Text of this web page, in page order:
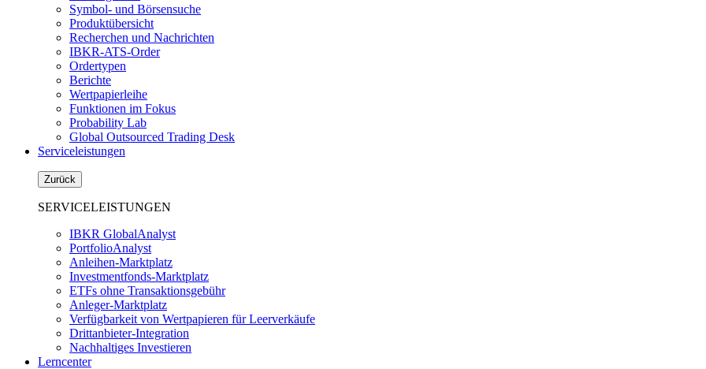
Symbol- und Börsensuche
Produktübersicht
Recherchen und Nachrichten
IBKR-ATS-Order
Ordertypen
Berichte
Wertpapierleihe
Funktionen im Fokus
Probability Lab
Global Outsourced Trading Desk
Serviceleistungen
Zurück
SERVICELEISTUNGEN
IBKR GlobalAnalyst
PortfolioAnalyst
Anleihen-Marktplatz
Investmentfonds-Marktplatz
ETFs ohne Transaktionsgebühr
Anleger-Marktplatz
Verfügbarkeit von Wertpapieren für Leerverkäufe
Drittanbieter-Integration
Nachhaltiges Investieren
Lerncenter